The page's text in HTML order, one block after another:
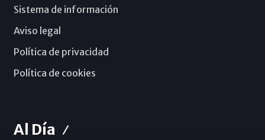
Sistema de información
Aviso legal
Política de privacidad
Política de cookies
Al Día